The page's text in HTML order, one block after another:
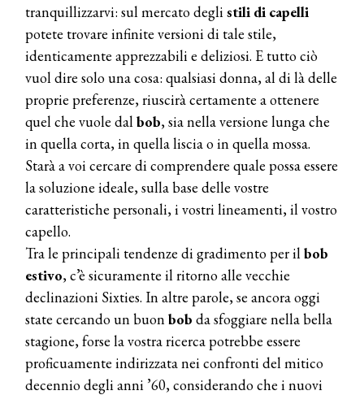
tranquillizzarvi: sul mercato deglistili di capelli
potete trovare infinite versioni di tale stile,
identicamente apprezzabili e deliziosi. E tutto ciò
vuol dire solo una cosa: qualsiasi donna, al di là delle
proprie preferenze, riuscirà certamente a ottenere
quel che vuole dalbob, sia nella versione lunga che
in quella corta, in quella liscia o in quella mossa.
Starà a voi cercare di comprendere quale possa essere
la soluzione ideale, sulla base delle vostre
caratteristiche personali, i vostri lineamenti, il vostro
capello.
Tra le principali tendenze di gradimento per ilbob
estivo, c’è sicuramente il ritorno alle vecchie
declinazioni Sixties. In altre parole, se ancora oggi
state cercando un buonbob da sfoggiare nella bella
stagione, forse la vostra ricerca potrebbe essere
proficuamente indirizzata nei confronti del mitico
decennio degli anni ’60, considerando che i nuovi